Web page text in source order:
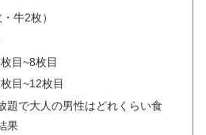
牛2枚）
目~8枚目
目~12枚目
題で大人の男性はどれくらい食
果